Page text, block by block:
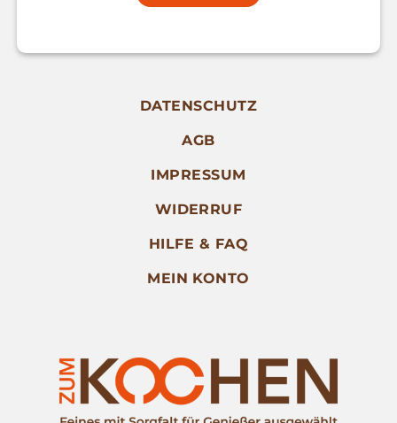
DATENSCHUTZ
AGB
IMPRESSUM
WIDERRUF
HILFE & FAQ
MEIN KONTO